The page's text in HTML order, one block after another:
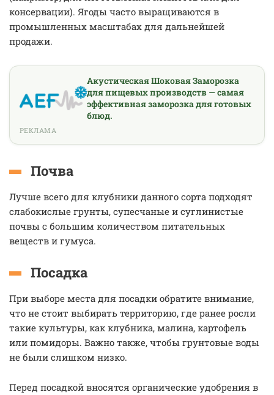
консервации). Ягоды часто выращиваются в
промышленных масштабах для дальнейшей
продажи.
Акустическая Шоковая Заморозка
для пищевых производств — самая
эффективная заморозка для готовых
блюд.
РЕКЛАМА
Почва
Лучше всего для клубники данного сорта подходят
слабокислые грунты, супесчаные и суглинистые
почвы с большим количеством питательных
веществ и гумуса.
Посадка
При выборе места для посадки обратите внимание,
что не стоит выбирать территорию, где ранее росли
такие культуры, как клубника, малина, картофель
или помидоры. Важно также, чтобы грунтовые воды
не были слишком низко.
Перед посадкой вносятся органические удобрения в